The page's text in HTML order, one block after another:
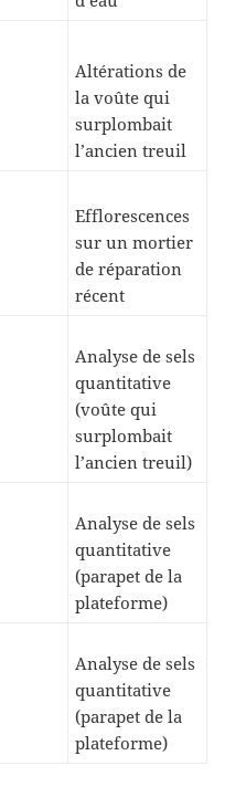
Altérations de
la voûte qui
surplombait
l’ancien treuil
Efflorescences
sur un mortier
de réparation
récent
Analyse de sels
quantitative
(voûte qui
surplombait
l’ancien treuil)
Analyse de sels
quantitative
(parapet de la
plateforme)
Analyse de sels
quantitative
(parapet de la
plateforme)